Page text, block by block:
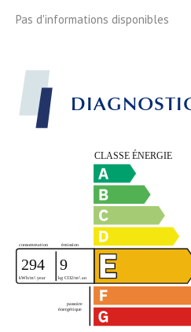
Pas d'informations disponibles